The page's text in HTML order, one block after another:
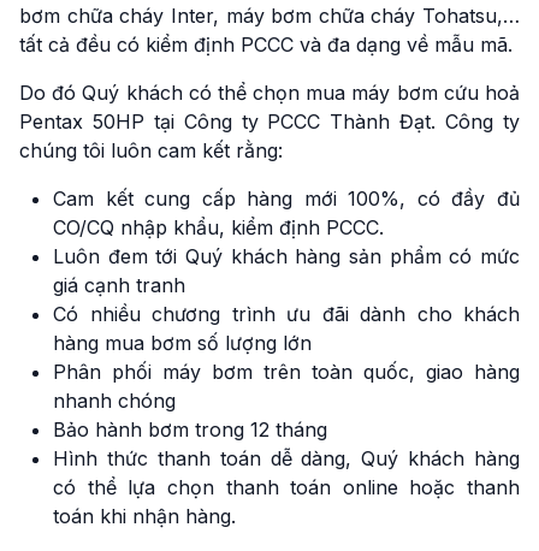
bơm chữa cháy Inter, máy bơm chữa cháy Tohatsu,…
tất cả đều có kiểm định PCCC và đa dạng về mẫu mã.
Do đó Quý khách có thể chọn mua máy bơm cứu hoả
Pentax 50HP tại Công ty PCCC Thành Đạt. Công ty
chúng tôi luôn cam kết rằng:
Cam kết cung cấp hàng mới 100%, có đầy đủ
CO/CQ nhập khẩu, kiểm định PCCC.
Luôn đem tới Quý khách hàng sản phẩm có mức
giá cạnh tranh
Có nhiều chương trình ưu đãi dành cho khách
hàng mua bơm số lượng lớn
Phân phối máy bơm trên toàn quốc, giao hàng
nhanh chóng
Bảo hành bơm trong 12 tháng
Hình thức thanh toán dễ dàng, Quý khách hàng
có thể lựa chọn thanh toán online hoặc thanh
toán khi nhận hàng.